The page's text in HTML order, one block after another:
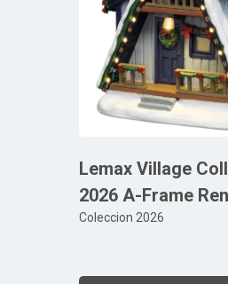
Lemax Village
2026 A-Frame
Coleccion 2026